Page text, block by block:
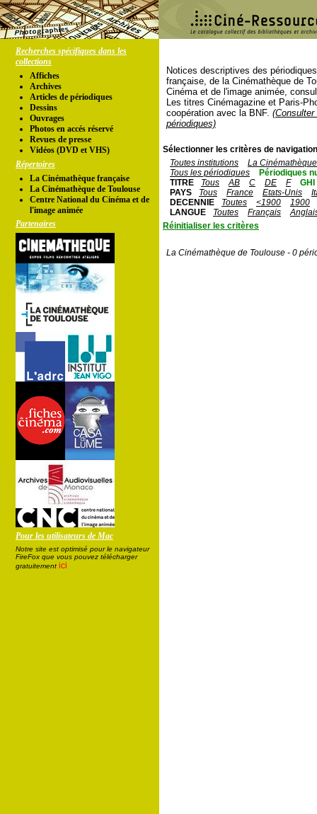
Recherches spécifiques dans les
collections
Affiches
Archives
Articles de périodiques
Dessins
Ouvrages
Photos en accés réservé
Revues de presse
Vidéos (DVD et VHS)
Répertoires
La Cinémathèque française
La Cinémathèque de Toulouse
Centre National du Cinéma et de
l'image animée
Partenaires
Pour les utilisateurs de Mac
Notre site est optimisé pour le navigateur
FireFox que vous pouvez télécharger
gratuitement ici
Notices descriptives des
française, de la Cinémathèque de
Cinéma et de l'image animée,
Les titres Cinémagazine et Paris-
coopération avec la BNF.
périodiques)
Sélectionner les critères de
Toutes institutions
La
Tous les périodiques
Périodiques
TITRE
Tous AB C DE F
GHI
PAYS
Tous France Etats-Unis
DECENNIE
Toutes <1900
1900
LANGUE
Toutes Français
Réinitialiser les critères
La Cinémathèque de Toulouse - 0